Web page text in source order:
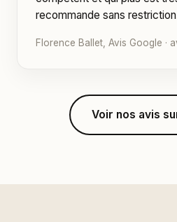
recommande sans
Florence Ballet, Avis Google ·
Voir nos avis